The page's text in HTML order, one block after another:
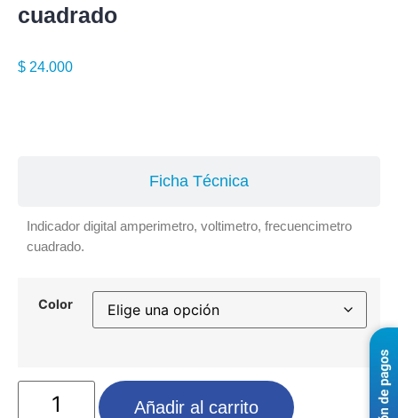
cuadrado
$ 24.000
Ficha Técnica
Indicador digital amperimetro, voltimetro, frecuencimetro
cuadrado.
Color
Añadir al carrito